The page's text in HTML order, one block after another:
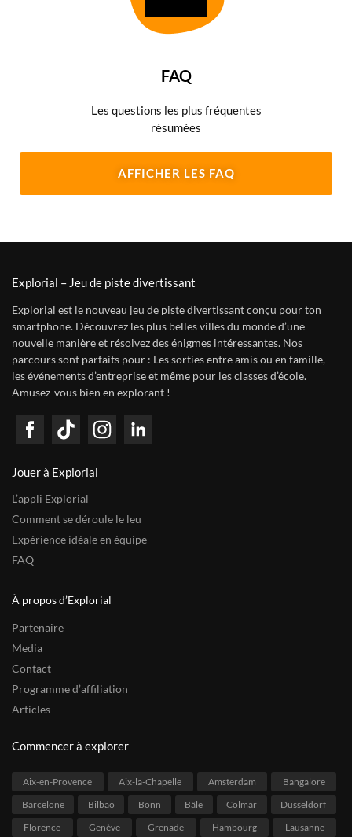
FAQ
Les questions les plus fréquentes
résumées
AFFICHER LES FAQ
Explorial – Jeu de piste divertissant
Explorial est le nouveau jeu de piste divertissant conçu pour ton
smartphone. Découvrez les plus belles villes du monde d’une
nouvelle manière et résolvez des énigmes intéressantes. Nos
parcours sont parfaits pour : Les sorties entre amis ou en famille,
les événements d’entreprise et même pour les classes d’école.
Amusez-vous bien en explorant !
Jouer à Explorial
L’appli Explorial
Comment se déroule le leu
Expérience idéale en équipe
FAQ
À propos d’Explorial
Partenaire
Media
Contact
Programme d’affiliation
Articles
Commencer à explorer
Aix-en-Provence Aix-la-Chapelle Amsterdam
Bangalore
Barcelone
Bilbao Bonn Bâle Colmar
Düsseldorf
Florence
Genève Grenade Hambourg Lausanne